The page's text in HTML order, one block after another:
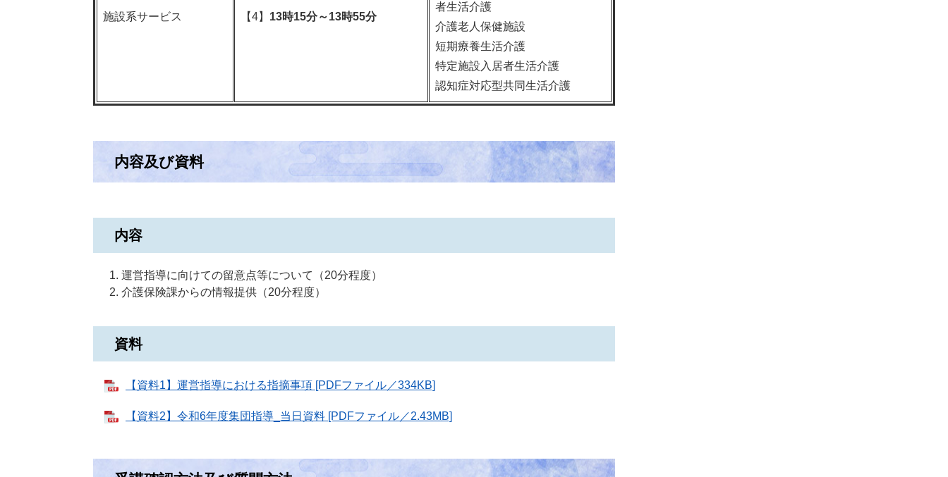
施設系サービス 【4】 13時15分～13時55分
者生活介護
介護老人保健施設
短期療養生活介護
特定施設入居者生活介護
認知症対応型共同生活介護
内容及び資料
内容
運営指導に向けての留意点等について（20分程度）
介護保険課からの情報提供（20分程度）
資料
【資料1】運営指導における指摘事項 [PDFファイル／334KB]
【資料2】令和6年度集団指導_当日資料 [PDFファイル／2.43MB]